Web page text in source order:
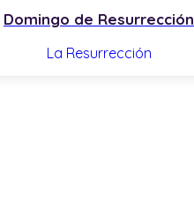
Domingo de Resurrección
La Resurrección